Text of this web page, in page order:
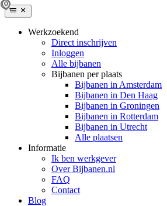
Werkzoekend
Direct inschrijven
Inloggen
Alle bijbanen
Bijbanen per plaats
Bijbanen in Amsterdam
Bijbanen in Den Haag
Bijbanen in Groningen
Bijbanen in Rotterdam
Bijbanen in Utrecht
Alle plaatsen
Informatie
Ik ben werkgever
Over Bijbanen.nl
FAQ
Contact
Blog